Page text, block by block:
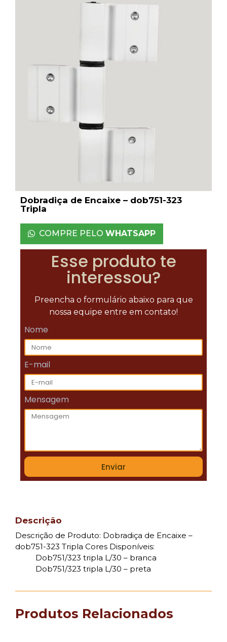
Dobradiça de Encaixe – dob751-323
Tripla
COMPRE PELO WHATSAPP
Esse produto te
interessou?
Preencha o formulário abaixo para que
nossa equipe entre em contato!
Nome
E-mail
Mensagem
Enviar
Descrição
Descrição de Produto: Dobradiça de Encaixe –
dob751-323 Tripla Cores Disponíveis:
Dob751/323 tripla L/30 – branca
Dob751/323 tripla L/30 – preta
Produtos Relacionados